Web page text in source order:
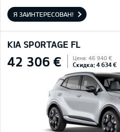
Я ЗАИНТЕРЕСОВАН!
KIA SPORTAGE FL
42 306 € Цена: 46 940 €
Скидка: 4 634 €